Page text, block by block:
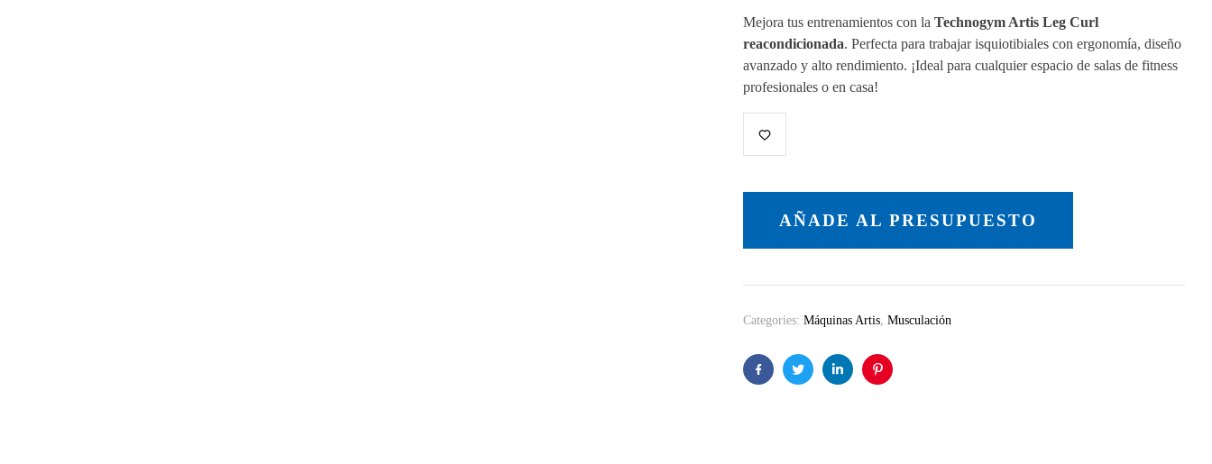
Mejora tus entrenamientos con la Technogym Artis Leg Curl
reacondicionada. Perfecta para trabajar isquiotibiales con ergonomía, diseño
avanzado y alto rendimiento. ¡Ideal para cualquier espacio de salas de fitness
profesionales o en casa!
AÑADE AL PRESUPUESTO
Categories: Máquinas Artis Musculación
FacebookTwitter LinkedinPinterest